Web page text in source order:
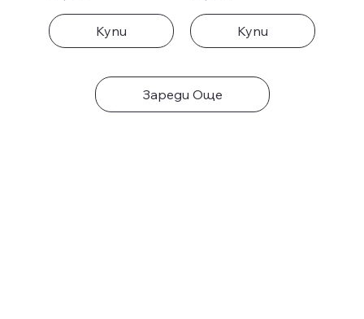
Купи Купи
Зареди Още